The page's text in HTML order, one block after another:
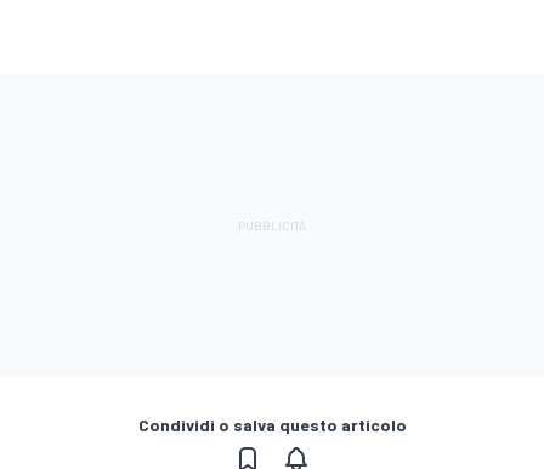
Condividi o salva questo articolo